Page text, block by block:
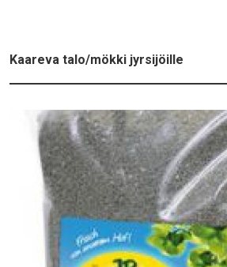
Kaareva talo/mökki jyrsijöille